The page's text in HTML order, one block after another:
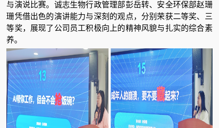
与演说比赛。诚志生物行政管理部彭岳转、安全环保部赵珊
珊凭借出色的演讲能力与深刻的观点，分别荣获二等奖、三
等奖，展现了公司员工积极向上的精神风貌与扎实的综合素
养。